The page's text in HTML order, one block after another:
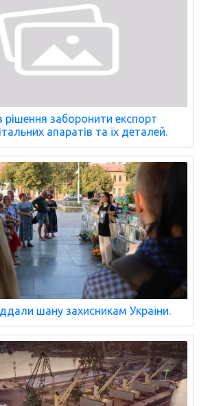
рішення заборонити експорт
апаратів та їх деталей.
шану захисникам України.